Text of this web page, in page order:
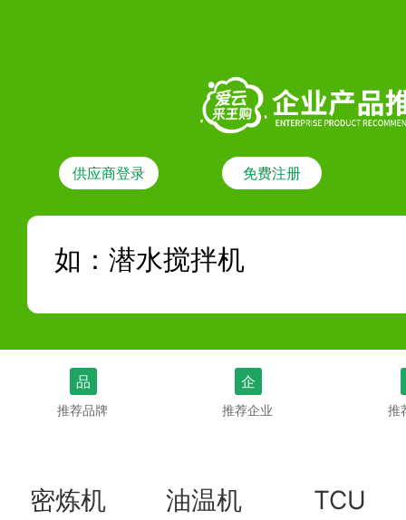
供应商登录 免费注册
品
推荐品牌
企
推荐企业 推
密炼机 油温机 TCU